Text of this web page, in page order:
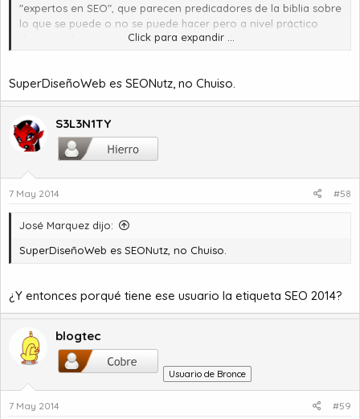
"expertos en SEO", que parecen predicadores de la biblia sobre
lo que se puede o no se puede hacer pero a nivel práctico
dejan mucho que desear, además con su humor tan
infumables.
Click para expandir ...
SuperDiseñoWeb es SEONutz, no Chuiso.
S3L3N1TY
7 May 2014 #58
José Marquez dijo:
SuperDiseñoWeb es SEONutz, no Chuiso.
¿Y entonces porqué tiene ese usuario la etiqueta SEO 2014?
blogtec
Usuario de Bronce
7 May 2014 #59